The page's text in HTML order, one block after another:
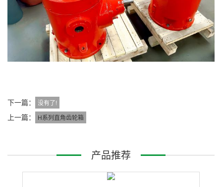
下一篇： 没有了!
上一篇： H系列直角齿轮箱
产品推荐